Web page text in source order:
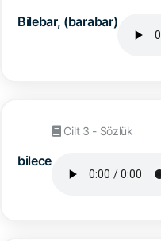
Bilebar, (barabar)
bilece
Cilt 3 - Sözlük